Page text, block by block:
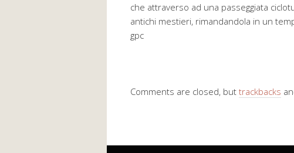
che attraverso ad una passeggiata
antichi mestieri, rimandandola in un
gpc
Comments are closed, but trackbacks